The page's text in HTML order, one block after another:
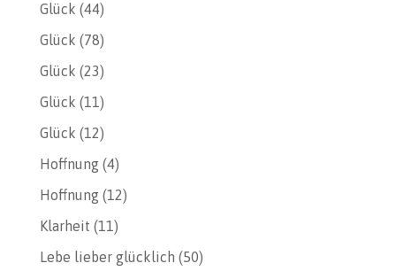
Glück (44)
Glück (78)
Glück (23)
Glück (11)
Glück (12)
Hoffnung(4)
Hoffnung(12)
Klarheit (11)
Lebe lieber glücklich (50)